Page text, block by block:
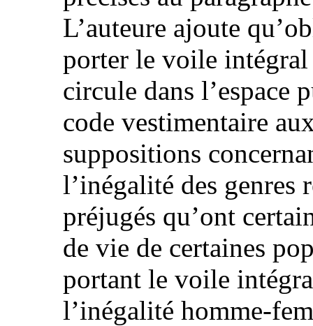
L’auteure ajoute
porter le voile
circule dans l’espace
code vestimentaire
suppositions
l’inégalité des genres
préjugés qu’ont
de vie de certaines
portant le voile
l’inégalité homme-